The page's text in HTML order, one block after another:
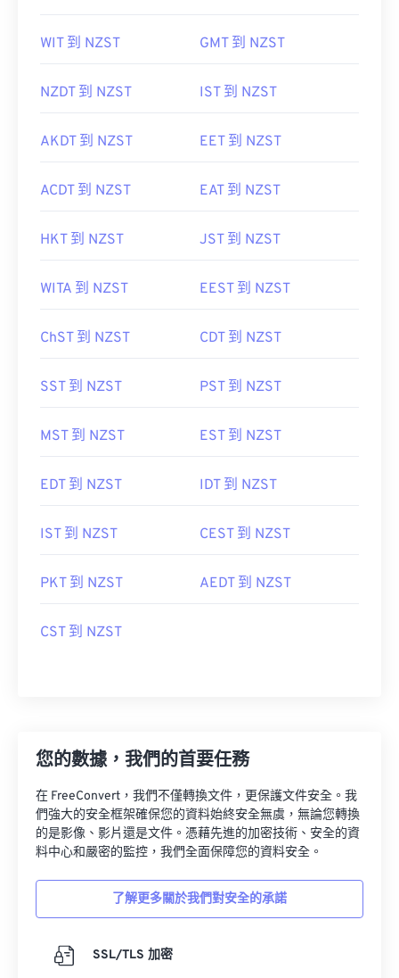
WIT 到 NZST GMT 到 NZST
NZDT 到 NZST IST 到 NZST
AKDT 到 NZST EET 到 NZST
ACDT 到 NZST EAT 到 NZST
HKT 到 NZST JST 到 NZST
WITA 到 NZST EEST 到 NZST
ChST 到 NZST CDT 到 NZST
SST 到 NZST PST 到 NZST
MST 到 NZST EST 到 NZST
EDT 到 NZST IDT 到 NZST
IST 到 NZST CEST 到 NZST
PKT 到 NZST AEDT 到 NZST
CST 到 NZST
您的數據，我們的首要任務
在 FreeConvert，我們不僅轉換文件，更保護文件安全。我
們強大的安全框架確保您的資料始終安全無虞，無論您轉換
的是影像、影片還是文件。憑藉先進的加密技術、安全的資
料中心和嚴密的監控，我們全面保障您的資料安全。
了解更多關於我們對安全的承諾
SSL/TLS 加密